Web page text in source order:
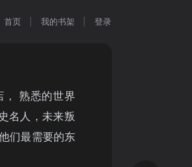
首页 我的书架 登录
， 熟悉的世界
名人，未来叛
们最需要的东